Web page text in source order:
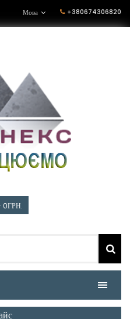
+380674306820
Мова
0ГРН.